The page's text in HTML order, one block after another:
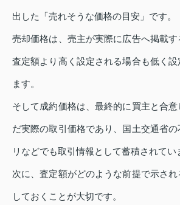
出した「売れそうな価格の目安」です。
売却価格は、売主が実際に広告へ掲載す
査定額より高く設定される場合も低く設
ます。
そして成約価格は、最終的に買主と合
だ実際の取引価格であり、国土交通省
リなどでも取引情報として蓄積されてい
次に、査定額がどのような前提で示さ
しておくことが大切です。